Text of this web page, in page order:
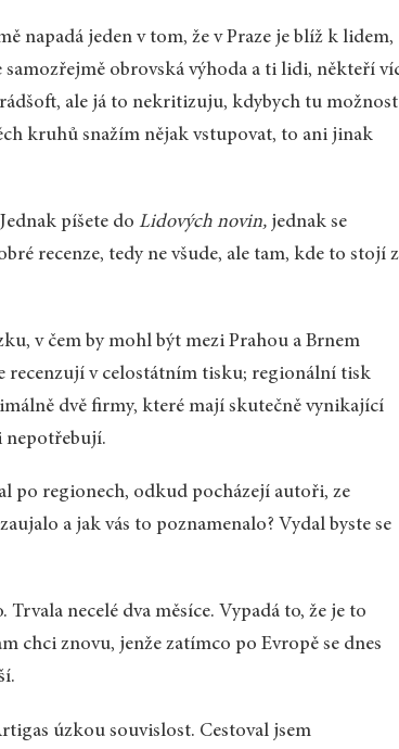
napadá jeden v tom, že v Praze je blíž k lidem,
obrovská výhoda a ti lidi, někteří
ale já to nekritizuju, kdybych tu možnost
kruhů snažím nějak vstupovat, to ani jinak
píšete doLidových novin, jednak se
recenze, tedy ne všude, ale tam, kde to stojí
v čem by mohl být mezi Prahou a Brnem
recenzují v celostátním tisku; regionální tisk
dvě firmy, které mají skutečně vynikající
nepotřebují.
po regionech, odkud pocházejí autoři, ze
a jak vás to poznamenalo? Vydal byste se
necelé dva měsíce. Vypadá to, že je to
chci znovu, jenže zatímco po Evropě se dnes
úzkou souvislost. Cestoval jsem